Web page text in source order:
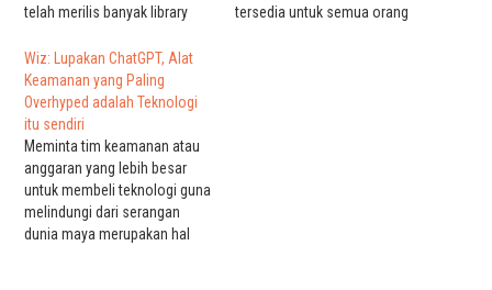
telah merilis banyak library
pengembang. Penulis telah
melihat beberapa makalah
penelitian yang bagus, baik
dari perusahaan teknologi
besar maupun grup kecil.
Terfavorit adalah penelitian AI
perakitan sendiri,
menunjukkan potensi untuk
mengeksplorasi mode…
tersedia untuk semua orang
Wiz: Lupakan ChatGPT, Alat
Keamanan yang Paling
Overhyped adalah Teknologi
itu sendiri
Meminta tim keamanan atau
anggaran yang lebih besar
untuk membeli teknologi guna
melindungi dari serangan
dunia maya merupakan hal